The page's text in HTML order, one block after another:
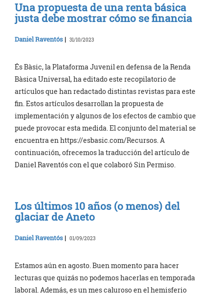
Una propuesta de una renta básica
justa debe mostrar cómo se financia
Daniel Raventós | 31/10/2023
És Bàsic, la Plataforma Juvenil en defensa de la Renda
Bàsica Universal, ha editado este recopilatorio de
artículos que han redactado distintas revistas para este
fin. Estos artículos desarrollan la propuesta de
implementación y algunos de los efectos de cambio que
puede provocar esta medida. El conjunto del material se
encuentra en https://esbasic.com/Recursos. A
continuación, ofrecemos la traducción del artículo de
Daniel Raventós con el que colaboró Sin Permiso.
Los últimos 10 años (o menos) del
glaciar de Aneto
Daniel Raventós | 01/09/2023
Estamos aún en agosto. Buen momento para hacer
lecturas que quizás no podemos hacerlas en temporada
laboral. Además, es un mes caluroso en el hemisferio